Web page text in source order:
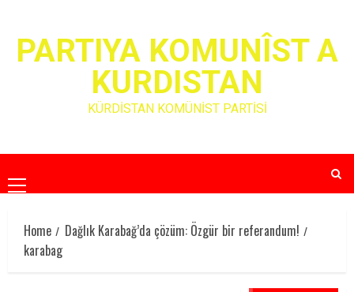
contentPARTIYA KOMUNÎST A
KURDISTAN
KÜRDİSTAN KOMÜNİST PARTİSİ
Primary
Menu
Home
Dağlık Karabağ’da çözüm: Özgür bir referandum!
karabag